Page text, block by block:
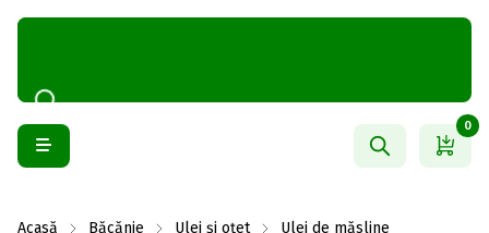
0
Acasă Băcănie Ulei și oțet Ulei de măsline